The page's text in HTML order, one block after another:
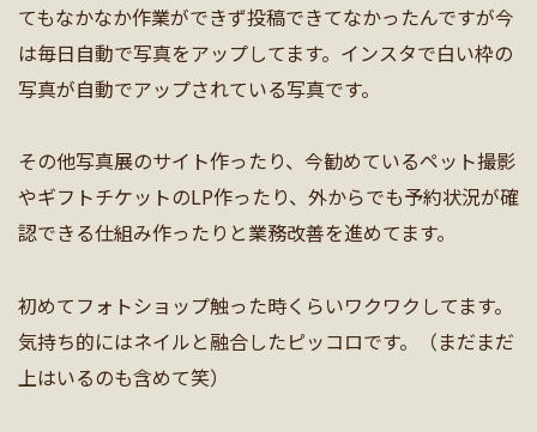
てもなかなか作業ができず投稿できてなかったんですが今
は毎日自動で写真をアップしてます。インスタで白い枠の
写真が自動でアップされている写真です。
その他写真展のサイト作ったり、今勧めているペット撮影
やギフトチケットのLP作ったり、外からでも予約状況が確
認できる仕組み作ったりと業務改善を進めてます。
初めてフォトショップ触った時くらいワクワクしてます。
気持ち的にはネイルと融合したピッコロです。（まだまだ
上はいるのも含めて笑）